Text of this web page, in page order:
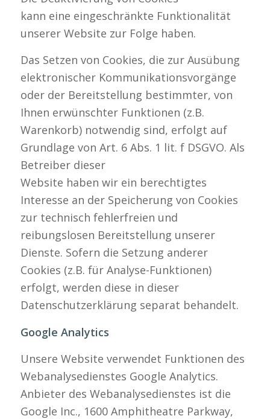
kann eine eingeschränkte Funktionalität
unserer Website zur Folge haben.
Das Setzen von Cookies, die zur Ausübung
elektronischer Kommunikationsvorgänge
oder der Bereitstellung bestimmter, von
Ihnen erwünschter Funktionen (z.B.
Warenkorb) notwendig sind, erfolgt auf
Grundlage von Art. 6 Abs. 1 lit. f DSGVO. Als
Betreiber dieser
Website haben wir ein berechtigtes
Interesse an der Speicherung von Cookies
zur technisch fehlerfreien und
reibungslosen Bereitstellung unserer
Dienste. Sofern die Setzung anderer
Cookies (z.B. für Analyse-Funktionen)
erfolgt, werden diese in dieser
Datenschutzerklärung separat behandelt.
Google Analytics
Unsere Website verwendet Funktionen des
Webanalysedienstes Google Analytics.
Anbieter des Webanalysedienstes ist die
Google Inc., 1600 Amphitheatre Parkway,